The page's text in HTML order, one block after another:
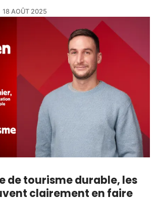
18 AOÛT 2025
de tourisme durable, les
clairement en faire